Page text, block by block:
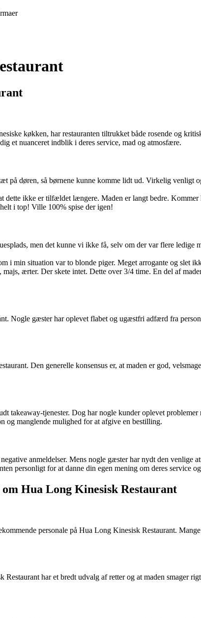
køkken, har restauranten tiltrukket både rosende og
et nuanceret indblik i deres service, mad og atmosfære.
på døren, så børnene kunne komme lidt ud. Virkelig venligt
dette ikke er tilfældet længere. Maden er langt bedre. Kommer
i top! Ville 100% spise der igen!
men det kunne vi ikke få, selv om der var flere ledige
i min situation var to blonde piger. Meget arrogante og slet
ærter. Der skete intet. Dette over 3/4 time. En del af
Nogle gæster har oplevet flabet og ugæstfri adfærd fra
Den generelle konsensus er, at maden er god,
takeaway-tjenester. Dog har nogle kunder oplevet
og manglende mulighed for at afgive en bestilling.
anmeldelser. Mens nogle gæster har nydt den
personligt for at danne din egen mening om deres service
Hua Long Kinesisk Restaurant
personale på Hua Long Kinesisk Restaurant.
har et bredt udvalg af retter og at maden smager